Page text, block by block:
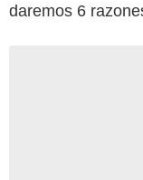
daremos 6